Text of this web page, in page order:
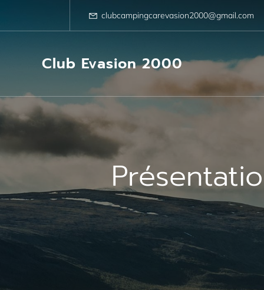
clubcampingcarevasion2000@gmail.com
Club Evasion 2000